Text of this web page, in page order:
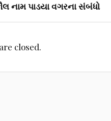
નામ પાડયા વગરના સંબંધો
closed.